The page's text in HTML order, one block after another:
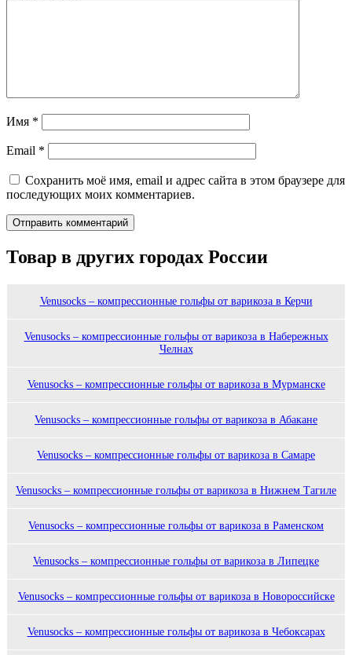
Имя *
Email *
Сохранить моё имя, email и адрес сайта в этом браузере для
последующих моих комментариев.
Товар в других городах России
Venusocks – компрессионные гольфы от варикоза в Керчи
Venusocks – компрессионные гольфы от варикоза в Набережных
Челнах
Venusocks – компрессионные гольфы от варикоза в Мурманске
Venusocks – компрессионные гольфы от варикоза в Абакане
Venusocks – компрессионные гольфы от варикоза в Самаре
Venusocks – компрессионные гольфы от варикоза в Нижнем Тагиле
Venusocks – компрессионные гольфы от варикоза в Раменском
Venusocks – компрессионные гольфы от варикоза в Липецке
Venusocks – компрессионные гольфы от варикоза в Новороссийске
Venusocks – компрессионные гольфы от варикоза в Чебоксарах